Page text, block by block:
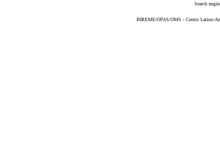
Search
BIREME/OPAS/OMS - Centro Latino-